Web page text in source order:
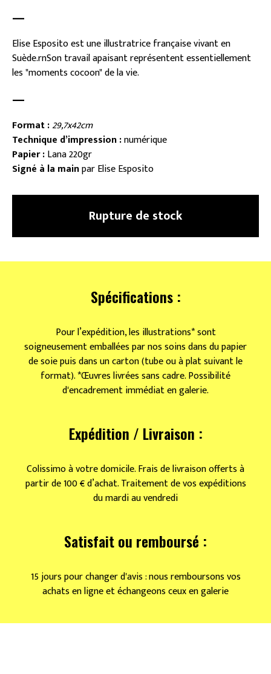
—
Elise Esposito est une illustratrice française vivant en
Suède.rnSon travail apaisant représentent essentiellement
les "moments cocoon" de la vie.
—
Format :29,7x42cm
Technique d’impression :numérique
Papier :Lana 220gr
Signé à la mainpar Elise Esposito
Rupture de stock
Spécifications :
Pour l’expédition, les illustrations* sont
soigneusement emballées par nos soins dans du papier
de soie puis dans un carton (tube ou à plat suivant le
format). *Œuvres livrées sans cadre. Possibilité
d'encadrement immédiat en galerie.
Expédition / Livraison :
Colissimo à votre domicile. Frais de livraison offerts à
partir de 100 € d’achat. Traitement de vos expéditions
du mardi au vendredi
Satisfait ou remboursé :
15 jours pour changer d'avis : nous remboursons vos
achats en ligne et échangeons ceux en galerie